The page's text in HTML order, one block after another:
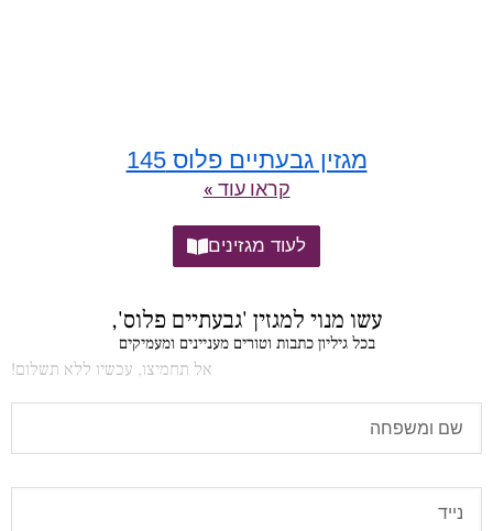
מגזין גבעתיים פלוס 145
קראו עוד »
לעוד מגזינים
עשו מנוי למגזין 'גבעתיים פלוס',
בכל גיליון כתבות וטורים מעניינים ומעמיקים
אל תחמיצו, עכשיו ללא תשלום!